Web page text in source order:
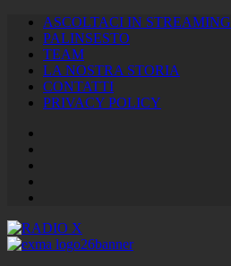
ASCOLTACI IN STREAMING
PALINSESTO
TEAM
LA NOSTRA STORIA
CONTATTI
PRIVACY POLICY